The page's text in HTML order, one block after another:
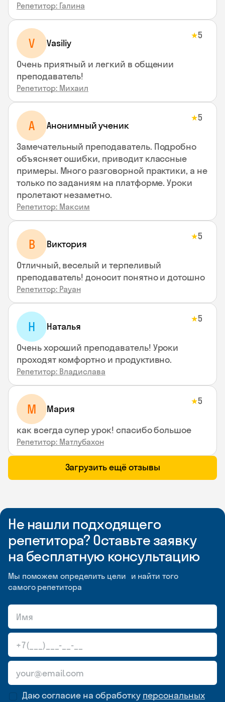
Репетитор: Галина
V Vasiliy
★5
Очень приятный и легкий в общении
преподаватель!
Репетитор: Михаил
А Анонимный ученик
★5
Замечательный преподаватель. Подробно
объясняет ошибки, приводит классные
примеры. Много разговорной практики, а не
только по заданиям на платформе. Уроки
пролетают незаметно.
Репетитор: Максим
В Виктория
★5
Отличный, веселый и терпеливый
преподаватель! доносит понятно и дотошно
Репетитор: Рауан
Н Наталья
★5
Очень хороший преподаватель! Уроки
проходят комфортно и продуктивно.
Репетитор: Владислава
М Мария
★5
как всегда супер урок! спасибо большое
Репетитор: Матлубахон
Загрузить ещё отзывы
Не нашли подходящего
репетитора? Оставьте заявку
на бесплатную консультацию
Мы поможем определить цели и найти того
самого репетитора
Даю согласие на обработку персональных